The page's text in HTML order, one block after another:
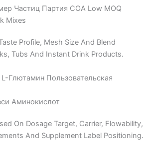
Частиц Партия COA Low MOQ
Mixes
Profile, Mesh Size And Blend
Tubs And Instant Drink Products.
L-Глютамин Пользовательская
Аминокислот
On Dosage Target, Carrier, Flowability,
And Supplement Label Positioning.